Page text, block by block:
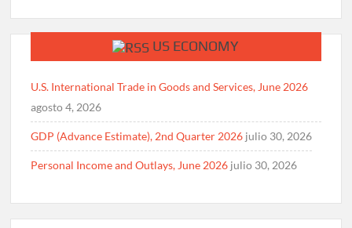
US ECONOMY
U.S. International Trade in Goods and Services, June 2026
agosto 4, 2026
GDP (Advance Estimate), 2nd Quarter 2026 julio 30, 2026
Personal Income and Outlays, June 2026 julio 30, 2026